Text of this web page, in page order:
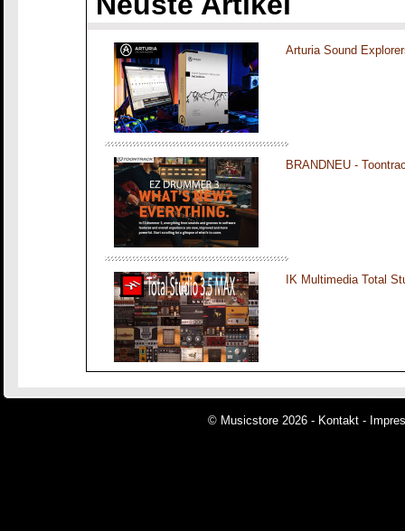
Arturia Sound
BRANDNEU -
IK Multimedia Total
© Musicstore 2026 - Kontakt -